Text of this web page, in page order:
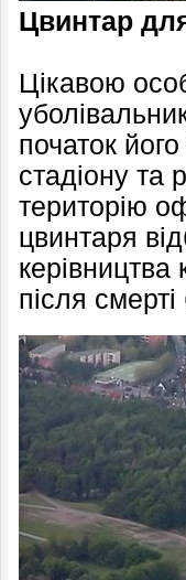
Цвинтар
Цікавою
початок
стадіону та
територію
цвинтаря
після